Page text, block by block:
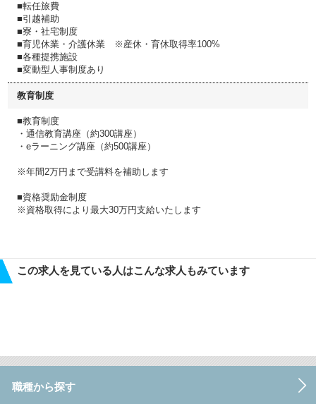
■転任旅費
■引越補助
■寮・社宅制度
■育児休業・介護休業 ※産休・育休取得率100%
■各種提携施設
■変動型人事制度あり
教育制度
■教育制度
・通信教育講座（約300講座）
・eラーニング講座（約500講座）
※年間2万円まで受講料を補助します
■資格奨励金制度
※資格取得により最大30万円支給いたします
この求人を見ている人はこんな求人もみています
職種から探す